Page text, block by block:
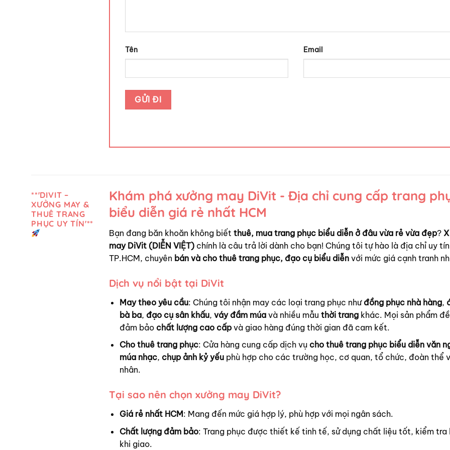
Tên Email
**'DIVIT –
XƯỞNG MAY &
THUÊ TRANG
PHỤC UY TÍN'**
Khám phá xưởng may DiVit - Địa chỉ cung cấp trang
biểu diễn giá rẻ nhất HCM
Bạn đang băn khoăn không biết thuê, mua trang phục biểu diễn ở đâu vừa rẻ vừa đẹp?
may DiVit (DIỄN VIỆT)chính là câu trả lời dành cho bạn! Chúng tôi tự hào là địa chỉ uy
TP.HCM, chuyên bán và cho thuê trang phục, đạo cụ biểu diễnvới mức giá cạnh tranh
Dịch vụ nổi bật tại DiVit
May theo yêu cầu: Chúng tôi nhận may các loại trang phục như đồng phục nhà hàng,
bà ba, đạo cụ sân khấu, váy đầm múavà nhiều mẫu thời trangkhác. Mọi sản phẩm
đảm bảo chất lượng cao cấpvà giao hàng đúng thời gian đã cam kết.
Cho thuê trang phục: Cửa hàng cung cấp dịch vụ cho thuê trang phục biểu diễn văn
múa nhạc, chụp ảnh kỷ yếuphù hợp cho các trường học, cơ quan, tổ chức, đoàn thể
nhân.
Tại sao nên chọn xưởng may DiVit?
Giá rẻ nhất HCM: Mang đến mức giá hợp lý, phù hợp với mọi ngân sách.
Chất lượng đảm bảo: Trang phục được thiết kế tinh tế, sử dụng chất liệu tốt, kiểm tra
khi giao.